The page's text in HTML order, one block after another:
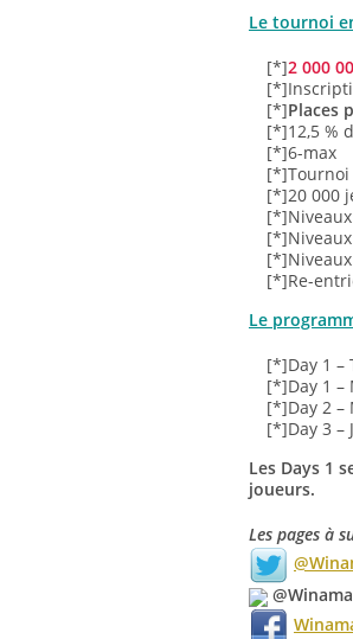
Le tournoi
[*]2 000
[*]Places
[*]12,5 %
[*]6-max
[*]Tournoi
[*]20 000
[*]Re-
Le
[*]Day 1 –
[*]Day 1 –
[*]Day 2 –
[*]Day 3 –
Les Days 1
joueurs.
Les pages à